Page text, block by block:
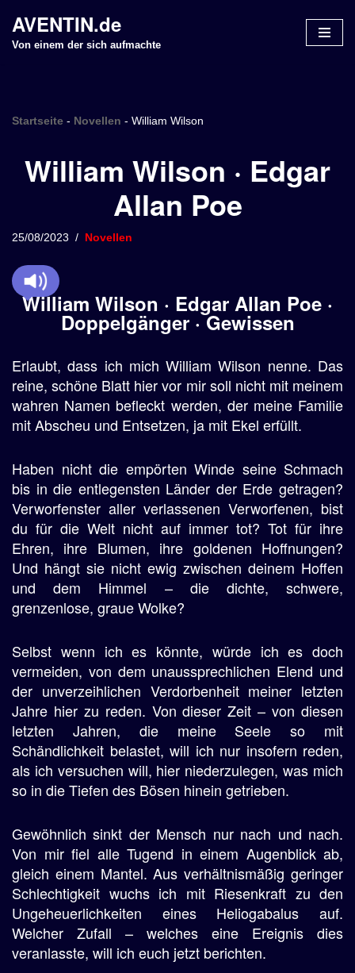
Z
n
p
i
n
AVENTIN.de
Von einem der sich aufmachte
Startseite - Novellen - William Wilson
William Wilson · Edgar
Allan Poe
25/08/2023 Novellen
William Wilson · Edgar Allan Poe ·
Doppelgänger · Gewissen
Erlaubt, dass ich mich William Wilson nenne. Das
reine, schöne Blatt hier vor mir soll nicht mit meinem
wahren Namen befleckt werden, der meine Familie
mit Abscheu und Entsetzen, ja mit Ekel erfüllt.
Haben nicht die empörten Winde seine Schmach
bis in die entlegensten Länder der Erde getragen?
Verworfenster aller verlassenen Verworfenen, bist
du für die Welt nicht auf immer tot? Tot für ihre
Ehren, ihre Blumen, ihre goldenen Hoffnungen?
Und hängt sie nicht ewig zwischen deinem Hoffen
und dem Himmel – die dichte, schwere,
grenzenlose, graue Wolke?
Selbst wenn ich es könnte, würde ich es doch
vermeiden, von dem unaussprechlichen Elend und
der unverzeihlichen Verdorbenheit meiner letzten
Jahre hier zu reden. Von dieser Zeit – von diesen
letzten Jahren, die meine Seele so mit
Schändlichkeit belastet, will ich nur insofern reden,
als ich versuchen will, hier niederzulegen, was mich
so in die Tiefen des Bösen hinein getrieben.
Gewöhnlich sinkt der Mensch nur nach und nach.
Von mir fiel alle Tugend in einem Augenblick ab,
gleich einem Mantel. Aus verhältnismäßig geringer
Schlechtigkeit wuchs ich mit Riesenkraft zu den
Ungeheuerlichkeiten eines Heliogabalus auf.
Welcher Zufall – welches eine Ereignis dies
veranlasste, will ich euch jetzt berichten.